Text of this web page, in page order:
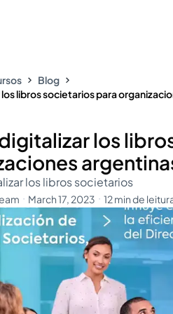
Blog
libros societarios para
los
los libros societarios
・ March 17, 2023 ・ 12 min de